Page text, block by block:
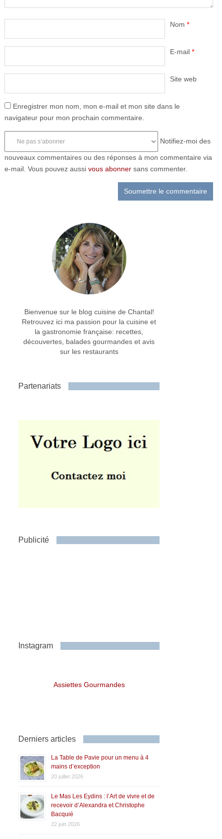
Nom *
E-mail *
Site web
Enregistrer mon nom, mon e-mail et mon site dans le
navigateur pour mon prochain commentaire.
Notifiez-moi des
nouveaux commentaires ou des réponses à mon commentaire via
e-mail. Vous pouvez aussi vous abonnersans commenter.
Bienvenue sur le blog cuisine de Chantal!
Retrouvez ici ma passion pour la cuisine et
la gastronomie française: recettes,
découvertes, balades gourmandes et avis
sur les restaurants
Partenariats
Publicité
Instagram
Assiettes Gourmandes
Derniers articles
La Table de Pavie pour un menu à 4
mains d’exception
20 juillet 2026
Le Mas Les Eydins : l’Art de vivre et de
recevoir d’Alexandra et Christophe
Bacquié
22 juin 2026